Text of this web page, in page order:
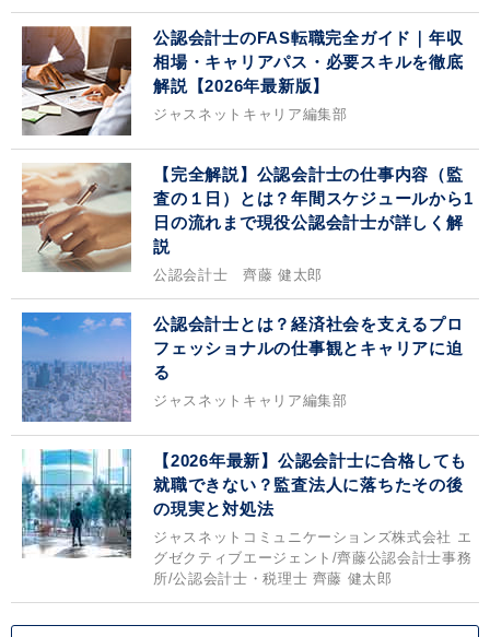
公認会計士のFAS転職完全ガイド｜年収
相場・キャリアパス・必要スキルを徹底
解説【2026年最新版】
ジャスネットキャリア編集部
【完全解説】公認会計士の仕事内容（監
査の１日）とは？年間スケジュールから1
日の流れまで現役公認会計士が詳しく解
説
公認会計士 齊藤 健太郎
公認会計士とは？経済社会を支えるプロ
フェッショナルの仕事観とキャリアに迫
る
ジャスネットキャリア編集部
【2026年最新】公認会計士に合格しても
就職できない？監査法人に落ちたその後
の現実と対処法
ジャスネットコミュニケーションズ株式会社 エ
グゼクティブエージェント/齊藤公認会計士事務
所/公認会計士・税理士 齊藤 健太郎